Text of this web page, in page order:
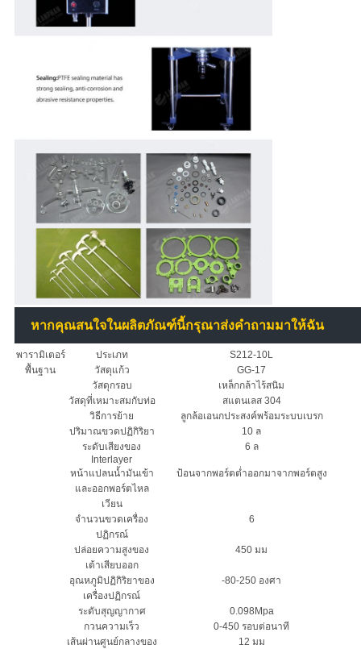
หากคุณสนใจในผลิตภัณฑ์นี้กรุณาส่งคำถามมาให้ฉัน
พารามิเตอร์
พื้นฐาน
ประเภท
S212-10L
วัสดุแก้ว
GG-17
วัสดุกรอบ
เหล็กกล้าไร้สนิม
วัสดุที่เหมาะสมกับท่อ
สแตนเลส 304
วิธีการย้าย
ลูกล้อเอนกประสงค์พร้อมระบบเบรก
ปริมาณขวดปฏิกิริยา
10 ล
ระดับเสียงของ
Interlayer
6 ล
หน้าแปลนน้ำมันเข้า
และออกพอร์ตไหล
เวียน
ป้อนจากพอร์ตต่ำออกมาจากพอร์ตสูง
จำนวนขวดเครื่อง
ปฏิกรณ์
6
ปล่อยความสูงของ
เต้าเสียบออก
450 มม
อุณหภูมิปฏิกิริยาของ
เครื่องปฏิกรณ์
-80-250 องศา
ระดับสุญญากาศ
0.098Mpa
กวนความเร็ว
0-450 รอบต่อนาที
เส้นผ่านศูนย์กลางของ
12 มม